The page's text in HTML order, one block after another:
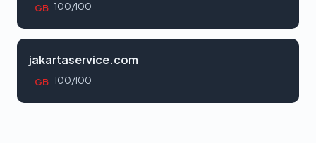
GB 100/100
jakartaservice.com
GB 100/100